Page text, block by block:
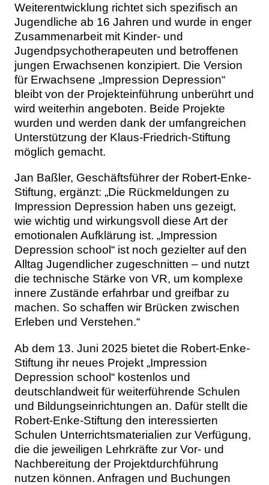
Weiterentwicklung richtet sich spezifisch an
Jugendliche ab 16 Jahren und wurde in enger
Zusammenarbeit mit Kinder- und
Jugendpsychotherapeuten und betroffenen
jungen Erwachsenen konzipiert. Die Version
für Erwachsene „Impression Depression“
bleibt von der Projekteinführung unberührt und
wird weiterhin angeboten. Beide Projekte
wurden und werden dank der umfangreichen
Unterstützung der Klaus-Friedrich-Stiftung
möglich gemacht.
Jan Baßler, Geschäftsführer der Robert-Enke-
Stiftung, ergänzt: „Die Rückmeldungen zu
Impression Depression haben uns gezeigt,
wie wichtig und wirkungsvoll diese Art der
emotionalen Aufklärung ist. „Impression
Depression school“ ist noch gezielter auf den
Alltag Jugendlicher zugeschnitten – und nutzt
die technische Stärke von VR, um komplexe
innere Zustände erfahrbar und greifbar zu
machen. So schaffen wir Brücken zwischen
Erleben und Verstehen.“
Ab dem 13. Juni 2025 bietet die Robert-Enke-
Stiftung ihr neues Projekt „Impression
Depression school“ kostenlos und
deutschlandweit für weiterführende Schulen
und Bildungseinrichtungen an. Dafür stellt die
Robert-Enke-Stiftung den interessierten
Schulen Unterrichtsmaterialien zur Verfügung,
die die jeweiligen Lehrkräfte zur Vor- und
Nachbereitung der Projektdurchführung
nutzen können. Anfragen und Buchungen